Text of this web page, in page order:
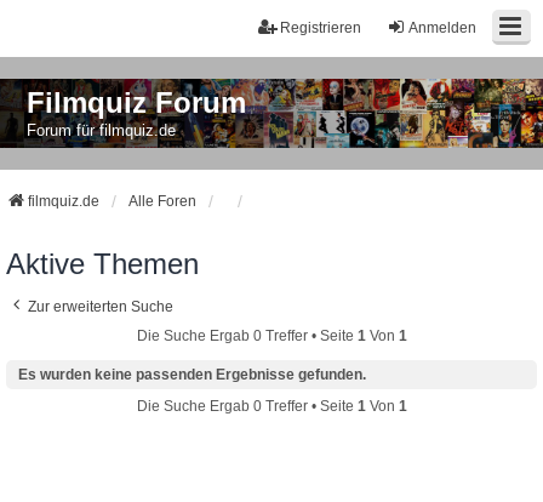
Anmelden
Registrieren
Filmquiz Forum
Forum für filmquiz.de
filmquiz.de Alle Foren
Aktive Themen
Zur erweiterten Suche
Die Suche Ergab 0 Treffer • Seite 1Von 1
Es wurden keine passenden Ergebnisse gefunden.
Die Suche Ergab 0 Treffer • Seite 1Von 1